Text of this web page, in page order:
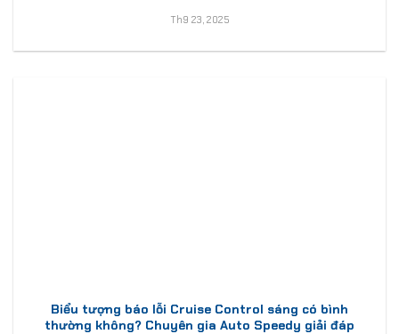
Th9 23, 2025
Biểu tượng báo lỗi Cruise Control sáng có bình
thường không? Chuyên gia Auto Speedy giải đáp